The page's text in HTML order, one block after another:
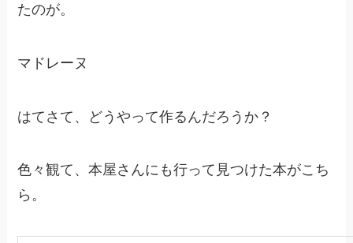
たのが。
マドレーヌ
はてさて、どうやって作るんだろうか？
色々観て、本屋さんにも行って見つけた本がこち
ら。